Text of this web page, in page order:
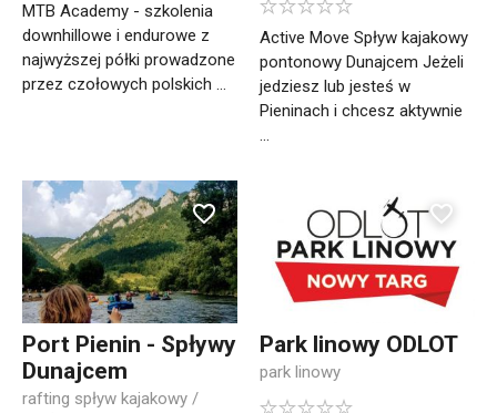
MTB Academy - szkolenia
downhillowe i endurowe z
najwyższej półki prowadzone
przez czołowych polskich ...
Active Move Spływ kajakowy
pontonowy Dunajcem Jeżeli
jedziesz lub jesteś w
Pieninach i chcesz aktywnie
...
Port Pienin - Spływy
Dunajcem
rafting spływ kajakowy /
Park linowy ODLOT
park linowy